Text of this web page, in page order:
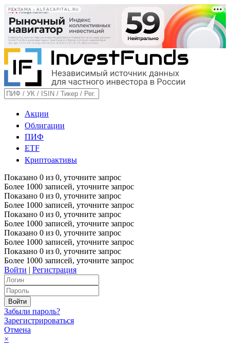
РЕКЛАМА • ALFACAPITAL.RU
Акции
Облигации
ПИФ
ETF
Криптоактивы
Показано 0 из 0, уточните запрос
Более 1000 записей, уточните запрос
Показано 0 из 0, уточните запрос
Более 1000 записей, уточните запрос
Показано 0 из 0, уточните запрос
Более 1000 записей, уточните запрос
Показано 0 из 0, уточните запрос
Более 1000 записей, уточните запрос
Показано 0 из 0, уточните запрос
Более 1000 записей, уточните запрос
Войти | Регистрация
Забыли пароль?
Зарегистрироваться
Отмена
×